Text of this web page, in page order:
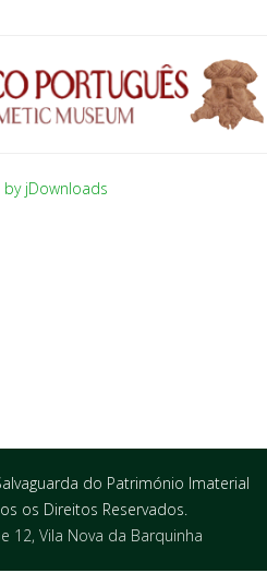
by jDownloads
do Património Imaterial
os Direitos Reservados.
12, Vila Nova da Barquinha